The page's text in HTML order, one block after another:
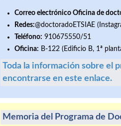
Correo electrónico Oficina de
Redes:@doctoradoETSIAE
Teléfono: 910675550/51
Oficina: B-122 (Edificio B, 1ª
Toda la información sobre el
encontrarse en este enlace.
Memoria del Programa de